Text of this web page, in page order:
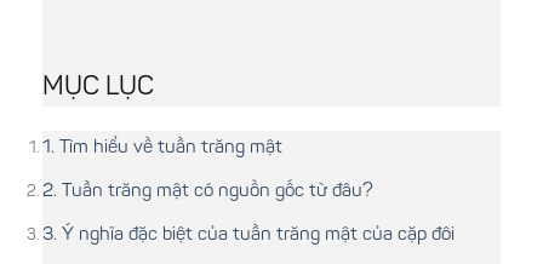
MỤC LỤC
1. Tìm hiểu về tuần trăng mật
2. Tuần trăng mật có nguồn gốc từ đâu?
3. Ý nghĩa đặc biệt của tuần trăng mật của cặp đôi